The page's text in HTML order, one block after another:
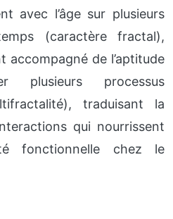
avec l’âge sur plusieurs
(caractère fractal),
accompagné de l’aptitude
plusieurs processus
traduisant la
qui nourrissent
fonctionnelle chez le